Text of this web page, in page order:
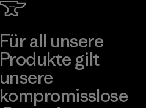
Für all unsere
Produkte gilt
unsere
kompromisslose